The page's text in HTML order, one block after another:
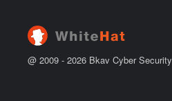
@ 2009 - 2026 Bkav Cyber Security